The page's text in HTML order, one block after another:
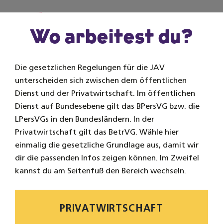
Zurück
Wo arbeitest du?
Die gesetzlichen Regelungen für die JAV
unterscheiden sich zwischen dem öffentlichen
Dienst und der Privatwirtschaft. Im öffentlichen
Dienst auf Bundesebene gilt das BPersVG bzw. die
LPersVGs in den Bundesländern. In der
Privatwirtschaft gilt das BetrVG. Wähle hier
einmalig die gesetzliche Grundlage aus, damit wir
dir die passenden Infos zeigen können. Im Zweifel
kannst du am Seitenfuß den Bereich wechseln.
PRIVATWIRTSCHAFT